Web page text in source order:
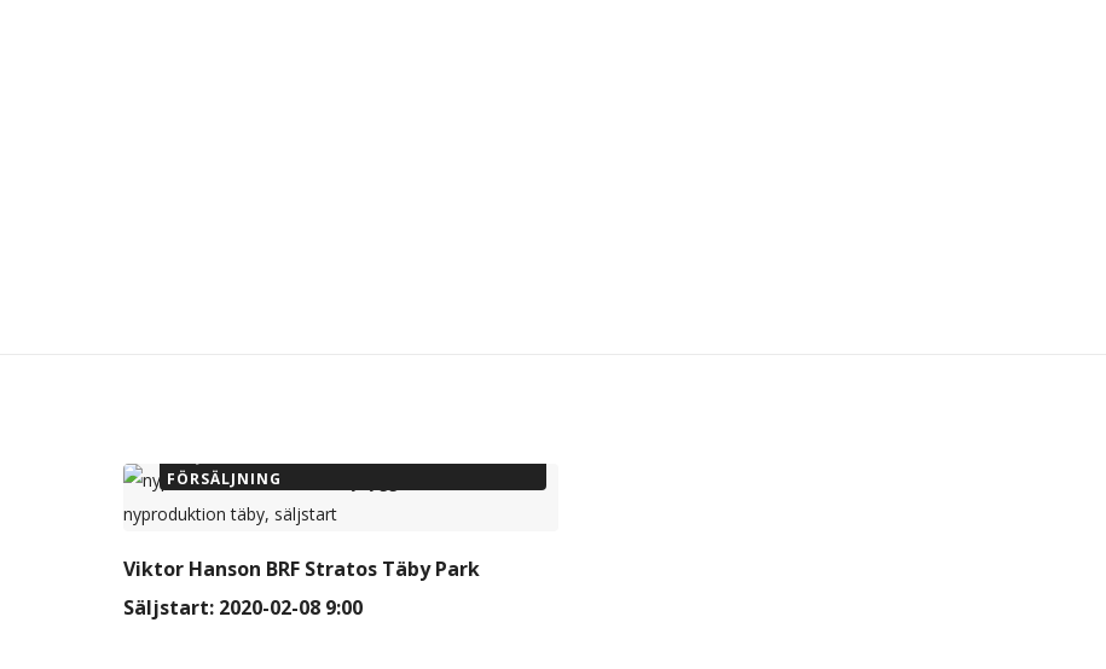
FÖRSÄLJNING
Viktor Hanson BRF Stratos Täby Park
Säljstart: 2020-02-08 9:00